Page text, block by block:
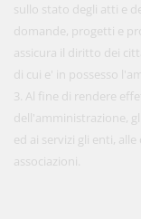
sullo stato degli atti e
domande, progetti e
assicura il diritto dei
di cui e' in possesso
3. Al fine di rendere
dell'amministrazione,
ed ai servizi gli enti,
associazioni.